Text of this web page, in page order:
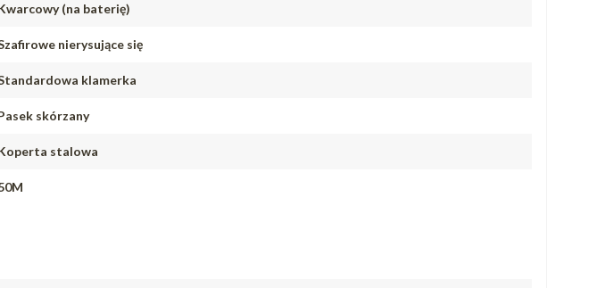
(na baterię)
nierysujące się
klamerka
skórzany
stalowa